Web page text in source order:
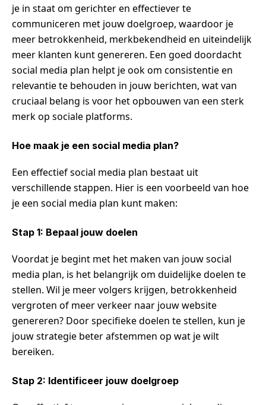
je in staat om gerichter en effectiever te
communiceren met jouw doelgroep, waardoor je
meer betrokkenheid, merkbekendheid en uiteindelijk
meer klanten kunt genereren. Een goed doordacht
social media plan helpt je ook om consistentie en
relevantie te behouden in jouw berichten, wat van
cruciaal belang is voor het opbouwen van een sterk
merk op sociale platforms.
Hoe maak je een social media plan?
Een effectief social media plan bestaat uit
verschillende stappen. Hier is een voorbeeld van hoe
je een social media plan kunt maken:
Stap 1: Bepaal jouw doelen
Voordat je begint met het maken van jouw social
media plan, is het belangrijk om duidelijke doelen te
stellen. Wil je meer volgers krijgen, betrokkenheid
vergroten of meer verkeer naar jouw website
genereren? Door specifieke doelen te stellen, kun je
jouw strategie beter afstemmen op wat je wilt
bereiken.
Stap 2: Identificeer jouw doelgroep